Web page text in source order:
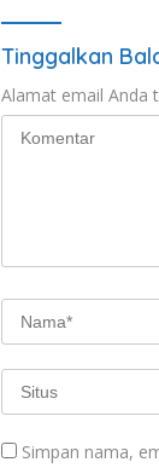
Tinggalkan
Alamat email Anda
Simpan nama,